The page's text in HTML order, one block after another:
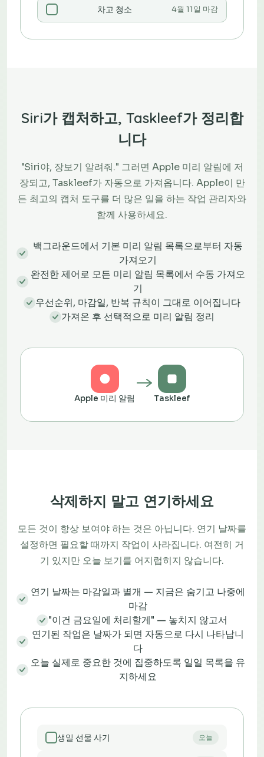
차고 청소 4월 11일 마감
Siri가 캡처하고, Taskleef가 정리합
니다
"Siri야, 장보기 알려줘." 그러면 Apple 미리 알림에 저
장되고, Taskleef가 자동으로 가져옵니다. Apple이 만
든 최고의 캡처 도구를 더 많은 일을 하는 작업 관리자와
함께 사용하세요.
백그라운드에서 기본 미리 알림 목록으로부터 자동
가져오기
완전한 제어로 모든 미리 알림 목록에서 수동 가져오
기
우선순위, 마감일, 반복 규칙이 그대로 이어집니다
가져온 후 선택적으로 미리 알림 정리
Apple 미리 알림 Taskleef
삭제하지 말고 연기하세요
모든 것이 항상 보여야 하는 것은 아닙니다. 연기 날짜를
설정하면 필요할 때까지 작업이 사라집니다. 여전히 거
기 있지만 오늘 보기를 어지럽히지 않습니다.
연기 날짜는 마감일과 별개 — 지금은 숨기고 나중에
마감
"이건 금요일에 처리할게" — 놓치지 않고서
연기된 작업은 날짜가 되면 자동으로 다시 나타납니
다
오늘 실제로 중요한 것에 집중하도록 일일 목록을 유
지하세요
생일 선물 사기 오늘